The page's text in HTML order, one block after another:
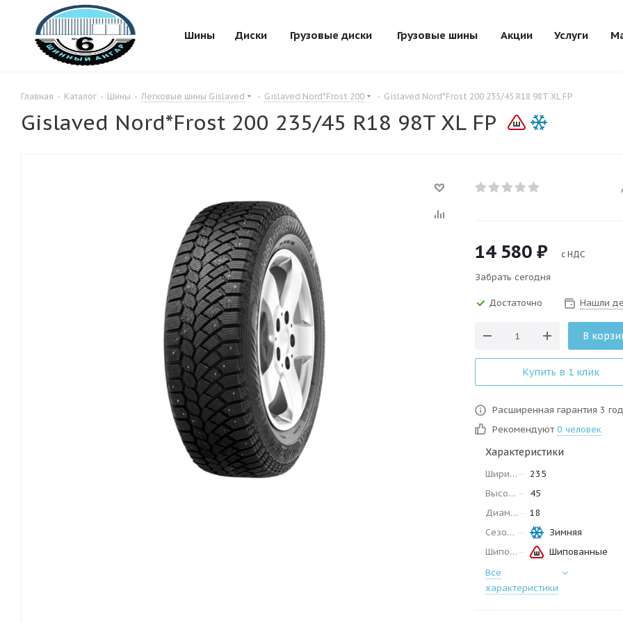
Шины Диски Грузовые диски Грузовые шины Акции Услуги
Главная - Каталог - Шины - Легковые шины Gislaved - Gislaved Nord*Frost 200 - Gislaved Nord*Frost 200 235/45 R18 98T XL FP
Gislaved Nord*Frost 200 235/45 R18 98T XL FP
14 580 ₽ с НДС
Забрать сегодня
Достаточно Нашли
В
Купить в 1 клик
Расширенная гарантия 3
Рекомендуют 0 человек
Характеристики
Ширина
235
Высота
45
Диаметр
18
Сезон
Зимняя
Шипованные
Шипованные
Все
характеристики